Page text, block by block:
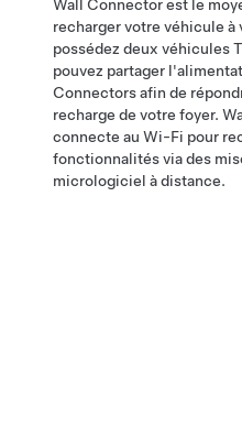
Wall Connector est le
recharger votre véhicule
possédez deux véhicules
pouvez partager
Connectors afin de
recharge de votre foyer.
connecte au Wi-Fi pour
fonctionnalités via des
micrologiciel à distance.